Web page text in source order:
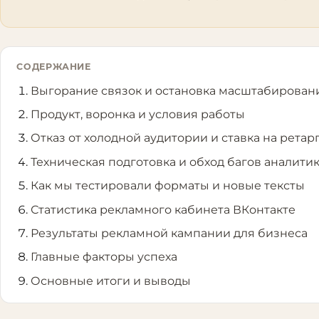
СОДЕРЖАНИЕ
Выгорание связок и остановка
Продукт, воронка и условия работы
Отказ от холодной аудитории и ставка на
Техническая подготовка и обход багов
Как мы тестировали форматы и новые тексты
Статистика рекламного кабинета ВКонтакте
Результаты рекламной кампании для бизнеса
Главные факторы успеха
Основные итоги и выводы